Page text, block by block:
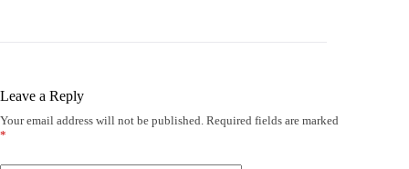
Leave a Reply
Your email address will not be published. Required fields are marked
*